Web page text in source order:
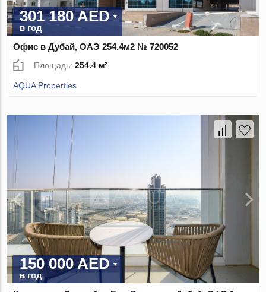
301 180 AED
в год
Офис в Дубай, ОАЭ 254.4м2 № 720052
Площадь:254.4 м²
AQUA Properties
150 000 AED
в год